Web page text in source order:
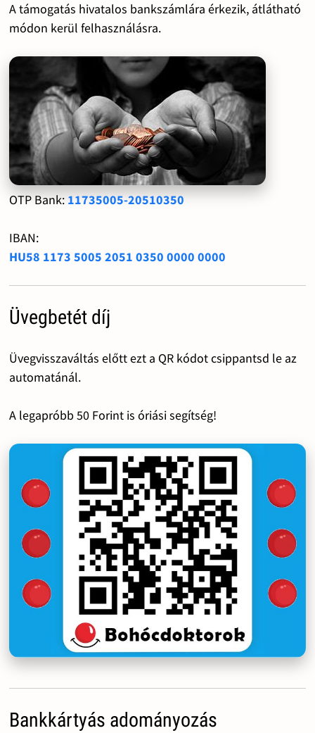
A támogatás hivatalos bankszámlára érkezik, átlátható
módon kerül felhasználásra.
OTP Bank: 11735005-20510350
IBAN:
HU58 1173 5005 2051 0350 0000 0000
Üvegbetét díj
Üvegvisszaváltás előtt ezt a QR kódot csippantsd le az
automatánál.
A legapróbb 50 Forint is óriási segítség!
Bankkártyás adományozás